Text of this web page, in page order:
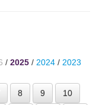
/ 2025 / 2024 / 2023
8 9 10